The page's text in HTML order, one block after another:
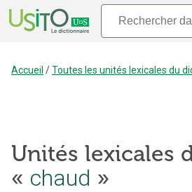
Accueil /Toutes les unités lexicales du
Unités lexicales
« chaud »